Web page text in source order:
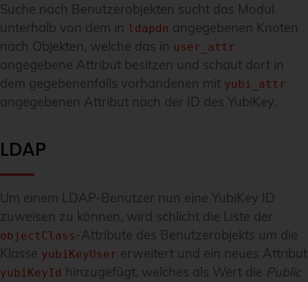
Suche nach Benutzerobjekten sucht das Modul
unterhalb von dem in ldapdn angegebenen Knoten
nach Objekten, welche das in user_attr
angegebene Attribut besitzen und schaut dort in
dem gegebenenfalls vorhandenen mit yubi_attr
angegebenen Attribut nach der ID des YubiKey.
LDAP
Um einem LDAP-Benutzer nun eine YubiKey ID
zuweisen zu können, wird schlicht die Liste der
objectClass -Attribute des Benutzerobjekts um die
Klasse yubiKeyUser erweitert und ein neues Attribut
yubiKeyId hinzugefügt, welches als Wert die Public